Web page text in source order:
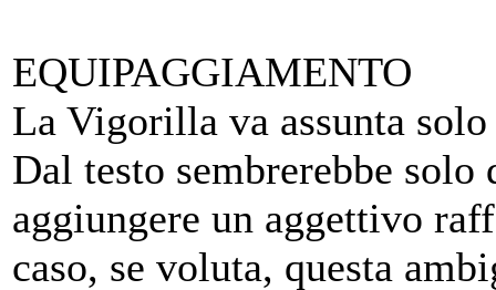
EQUIPAGGIAMENTO
La Vigorilla va assunta
Dal testo sembrerebbe
aggiungere un aggettivo
caso, se voluta, questa